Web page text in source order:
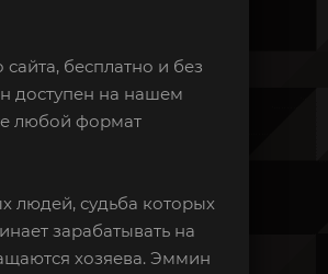
бесплатно и без
доступен на нашем
любой формат
людей, судьба которых
зарабатывать на
хозяева. Эммин